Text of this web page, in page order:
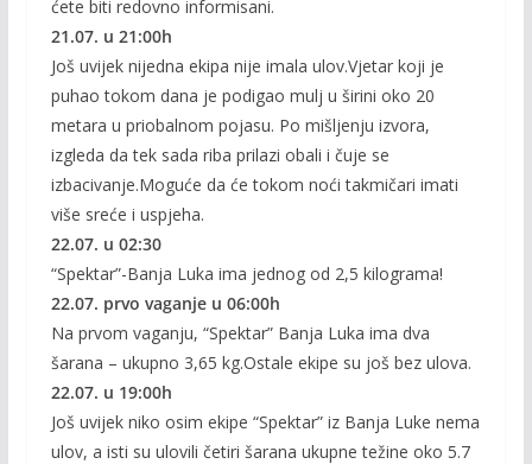
ćete biti redovno informisani.
21.07. u 21:00h
Još uvijek nijedna ekipa nije imala ulov.Vjetar koji je
puhao tokom dana je podigao mulj u širini oko 20
metara u priobalnom pojasu. Po mišljenju izvora,
izgleda da tek sada riba prilazi obali i čuje se
izbacivanje.Moguće da će tokom noći takmičari imati
više sreće i uspjeha.
22.07. u 02:30
“Spektar”-Banja Luka ima jednog od 2,5 kilograma!
22.07. prvo vaganje u 06:00h
Na prvom vaganju, “Spektar” Banja Luka ima dva
šarana – ukupno 3,65 kg.Ostale ekipe su još bez ulova.
22.07. u 19:00h
Još uvijek niko osim ekipe “Spektar” iz Banja Luke nema
ulov, a isti su ulovili četiri šarana ukupne težine oko 5.7